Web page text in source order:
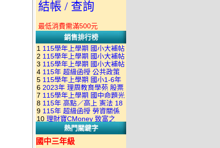
結帳 / 查詢
最低消費需滿500元
銷售排行榜
1 115學年上學期 國小大補帖
南一版 國語+數學+社會+生活
+自然 1-6年級 教學光碟DVD
版(3DVD)
2 115學年上學期 國小大補帖
康軒版 國語+數學+社會+生活
+自然 1-6年級 教學光碟DVD
版(3DVD)
3 115學年上學期 國小大補帖
翰林版 國語+數學+社會+生活
+自然 1-6年級 教學光碟DVD
版(3DVD)
4 115年 超級函授 公共政策
22堂課+總複習 張楚老師 含
PDF講義 函授DVD(9DVD)
5 115學年上學期 國小1-6年
級 習作解答(含康軒.南一.翰林
全版本.全科目)合輯版 DVD版
6 2023年 理周教育學苑 股票
當沖煉金術 主講：朱家泓 國
語發音 DVD版
7 115學年上學期 國中命題光
碟 翰林版 英文科 1-3年級 題
庫光碟
8 115年 高點／高上 憲法 18
堂課 宗台大老師 含PDF講義
函授DVD(8DVD)【適用於律
師司法考試】
9 115年 超級函授 勞資關係
概要 11堂課+總複習 陸川老
師 含PDF講義 函授
DVD(5DVD)
10 理財寶CMoney 致富之
道：上班族飆股攻略班 主
講：朱家泓+林穎 國語發音
熱門關鍵字
國中三年級